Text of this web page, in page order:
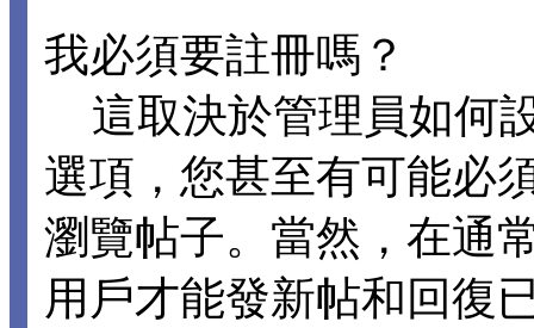
我必須要註冊嗎？
這取決於管理員如何
選項，您甚至有可能必
瀏覽帖子。當然，在通
用戶才能發新帖和回復